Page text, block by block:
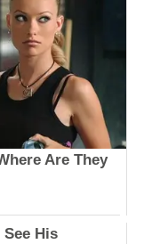
Are They
His